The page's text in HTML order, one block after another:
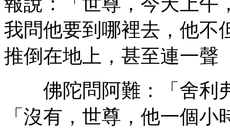
我問他要到哪裡去，他不
推倒在地上，甚至連一聲
佛陀問阿難：「舍利
「沒有，世尊，他一個